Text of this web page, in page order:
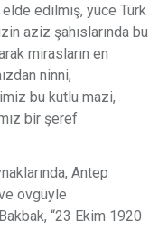
elde edilmiş, yüce Türk
aziz şahıslarında bu
mirasların en
ninni,
bu kutlu mazi,
bir şeref
Antep
övgüyle
“23 Ekim 1920